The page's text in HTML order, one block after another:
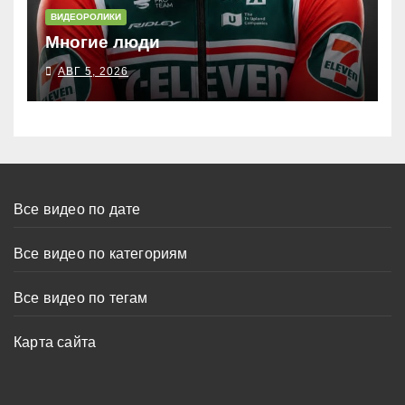
ВИДЕОРОЛИКИ
Многие люди
АВГ 5, 2026
Все видео по дате
Все видео по категориям
Все видео по тегам
Карта сайта